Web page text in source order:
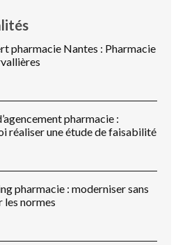
pharmacie Nantes : Pharmacie
pharmacie :
réaliser une étude de faisabilité
pharmacie : moderniser sans
les normes